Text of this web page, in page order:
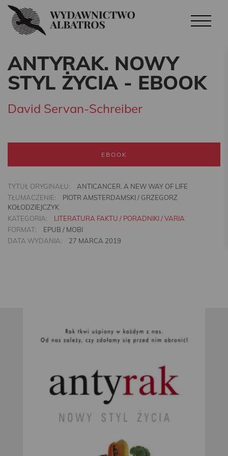
ANTYRAK. NOWY
STYL ŻYCIA - EBOOK
David Servan-Schreiber
EBOOK
TYTUŁ ORYGINAŁU:
ANTICANCER. A NEW WAY OF LIFE
TŁUMACZENIE:
PIOTR AMSTERDAMSKI / GRZEGORZ
KOŁODZIEJCZYK
KATEGORIA:
LITERATURA FAKTU / PORADNIKI / VARIA
FORMAT:
EPUB / MOBI
DATA WYDANIA:
27 MARCA 2019